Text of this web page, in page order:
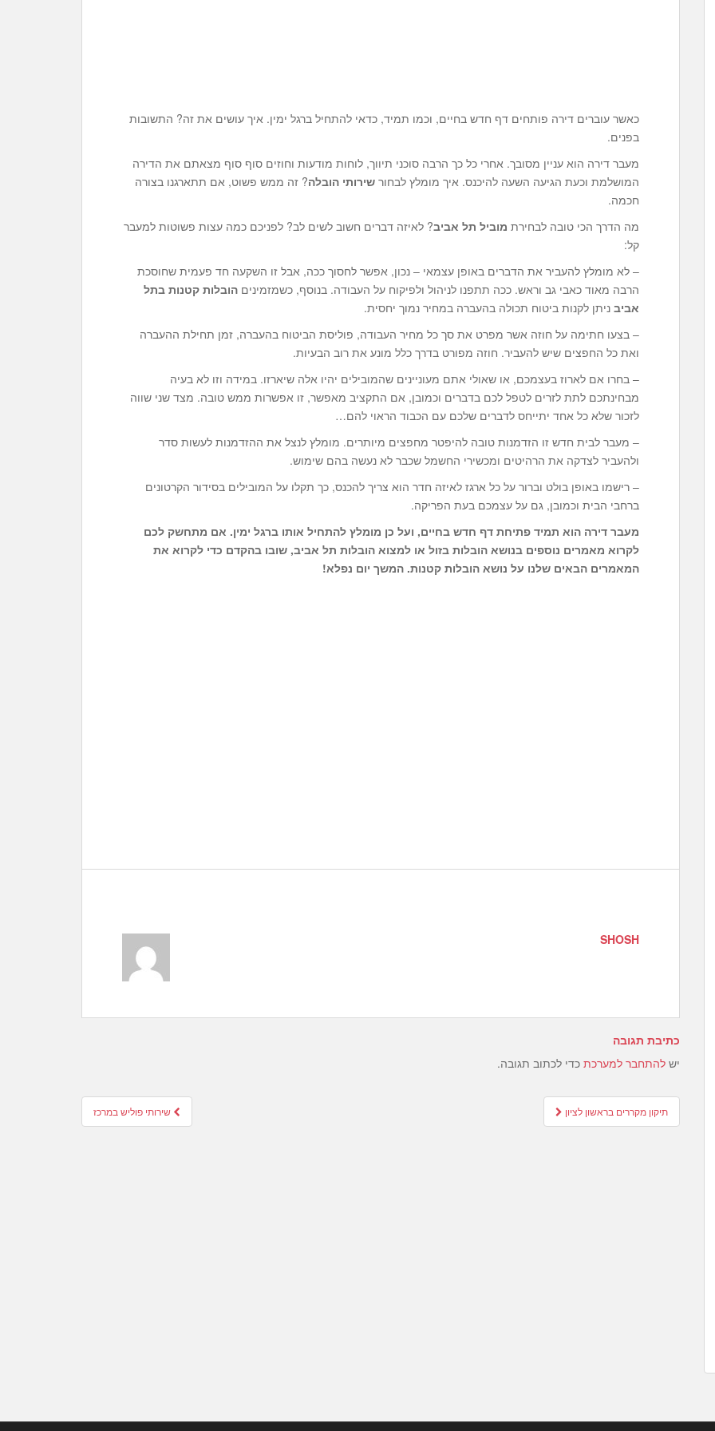
כאשר עוברים דירה פותחים דף חדש בחיים, וכמו תמיד, כדאי להתחיל ברגל ימין. איך עושים את זה? התשובות
בפנים.
מעבר דירה הוא עניין מסובך. אחרי כל כך הרבה סוכני תיווך, לוחות מודעות וחוזים סוף סוף מצאתם את הדירה
המושלמת וכעת הגיעה השעה להיכנס. איך מומלץ לבחור שירותי הובלה? זה ממש פשוט, אם תתארגנו בצורה
חכמה.
מה הדרך הכי טובה לבחירת מוביל תל אביב? לאיזה דברים חשוב לשים לב? לפניכם כמה עצות פשוטות למעבר
קל:
– לא מומלץ להעביר את הדברים באופן עצמאי – נכון, אפשר לחסוך ככה, אבל זו השקעה חד פעמית שחוסכת
הרבה מאוד כאבי גב וראש. ככה תתפנו לניהול ולפיקוח על העבודה. בנוסף, כשמזמינים הובלות קטנות בתל
אביב ניתן לקנות ביטוח תכולה בהעברה במחיר נמוך יחסית.
– בצעו חתימה על חוזה אשר מפרט את סך כל מחיר העבודה, פוליסת הביטוח בהעברה, זמן תחילת ההעברה
ואת כל החפצים שיש להעביר. חוזה מפורט בדרך כלל מונע את רוב הבעיות.
– בחרו אם לארוז בעצמכם, או שאולי אתם מעוניינים שהמובילים יהיו אלה שיארזו. במידה וזו לא בעיה
מבחינתכם לתת לזרים לטפל לכם בדברים וכמובן, אם התקציב מאפשר, זו אפשרות ממש טובה. מצד שני שווה
לזכור שלא כל אחד יתייחס לדברים שלכם עם הכבוד הראוי להם…
– מעבר לבית חדש זו הזדמנות טובה להיפטר מחפצים מיותרים. מומלץ לנצל את ההזדמנות לעשות סדר
ולהעביר לצדקה את הרהיטים ומכשירי החשמל שכבר לא נעשה בהם שימוש.
– רישמו באופן בולט וברור על כל ארגז לאיזה חדר הוא צריך להכנס, כך תקלו על המובילים בסידור הקרטונים
ברחבי הבית וכמובן, גם על עצמכם בעת הפריקה.
מעבר דירה הוא תמיד פתיחת דף חדש בחיים, ועל כן מומלץ להתחיל אותו ברגל ימין. אם מתחשק לכם
לקרוא מאמרים נוספים בנושא הובלות בזול או למצוא הובלות תל אביב, שובו בהקדם כדי לקרוא את
המאמרים הבאים שלנו על נושא הובלות קטנות. המשך יום נפלא!
SHOSH
כתיבת תגובה
יש להתחבר למערכת כדי לכתוב תגובה.
Post
navigation
שירותי פוליש במרכז תיקון מקררים בראשון לציון